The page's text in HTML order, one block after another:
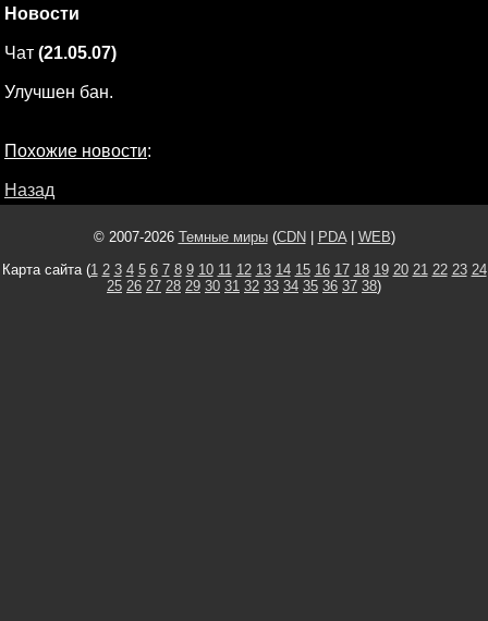
Новости
Чат (21.05.07)
Улучшен бан.
Похожие новости:
Назад
© 2007-2026 Темные миры(CDN PDA| WEB)
Карта сайта (1 2 3 4 5 6 7 8 9 10 11 12 13 14 15 16 17 18 19 20 21 22 23 24
25 26 27 28 29 30 31 32 33 34 35 36 37 38)